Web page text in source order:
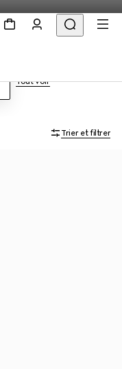
Tout voir
Trier et filtrer